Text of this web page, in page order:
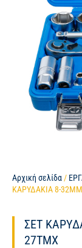
Αρχική σελίδα /
ΚΑΡΥΔΑΚΙΑ 8-
ΣΕΤ
27ΤΜΧ